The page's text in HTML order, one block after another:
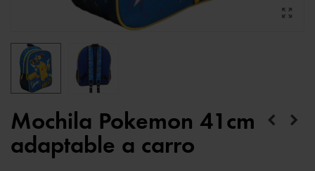
Mochila Pokemon 41cm
adaptable a carro